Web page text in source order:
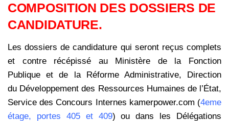
COMPOSITION DES DOSSIERS DE
CANDIDATURE.
Les dossiers de candidature qui seront reçus complets
et contre récépissé au Ministère de la Fonction
Publique et de la Réforme Administrative, Direction
du Développement des Ressources Humaines de l’État,
Service des Concours Internes kamerpower.com (4eme
étage, portes 405 et 409) ou dans les Délégations